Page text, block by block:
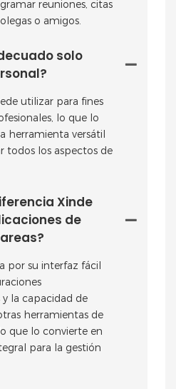
reuniones, citas
o amigos.
solo
utilizar para fines
lo que lo
herramienta versátil
todos los aspectos de
Xinde
de
por su interfaz fácil
la capacidad de
herramientas de
que lo convierte en
para la gestión